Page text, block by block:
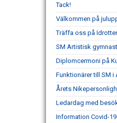
Tack!
Välkommen på
Träffa oss på
SM Artistisk
Diplomcermoni på
Funktionärer till SM
Årets
Ledardag med
Information Covid-